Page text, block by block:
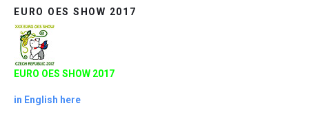
EURO OES SHOW 2017
EURO OES SHOW 2017
in English here